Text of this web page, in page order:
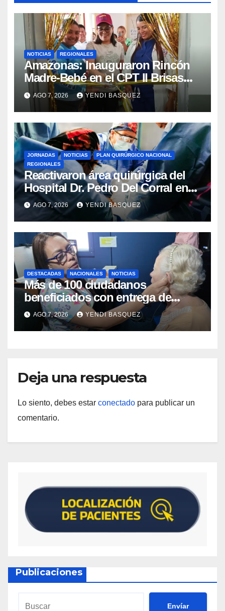
NOTICIAS REGIONALES
​Amazonas: Inauguraron Rincón
Madre-Bebé en el CPT II Brisas
del Aeropuerto ​Inauguraron
Rincón
AGO 7, 2026 YENDI BASQUEZ
JORNADAS NOTICIAS
PLAN QUIRÚRGICO NACIONAL
REGIONALES
Reactivaron área quirúrgica del
Hospital Dr. Pedro Del Corral en
Guárico
AGO 7, 2026 YENDI BASQUEZ
DESTACADAS NACIONALES NOTICIAS
Más de 100 ciudadanos
beneficiados con entrega de
prótesis auditivas en el Centro de
Rehabilitación J.J. Arvelo
AGO 7, 2026 YENDI BASQUEZ
Deja una respuesta
Lo siento, debes estar conectado para publicar un
comentario.
Publicaciones
Envíar